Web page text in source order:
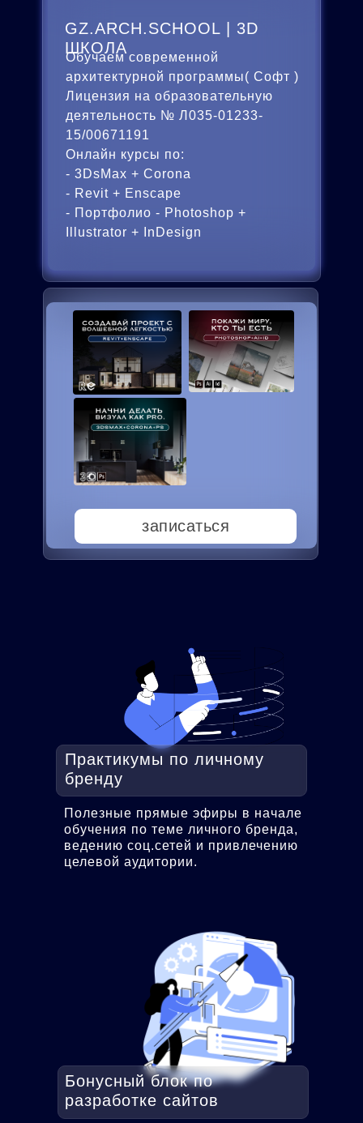
Обучаем современной
архитектурной программы( Софт )
Лицензия на образовательную
деятельность № Л035-01233-
15/00671191
Онлайн курсы по:
- 3DsMax + Corona
- Revit + Enscape
- Портфолио - Photoshop +
Illustrator + InDesign
Бонусный блок по
разработке сайтов
Практикумы по личному
бренду
Полезные прямые эфиры в начале
обучения по теме личного бренда,
ведению соц.сетей и привлечению
целевой аудитории.
GZ.ARCH.SCHOOL | 3D
ШКОЛА
записаться